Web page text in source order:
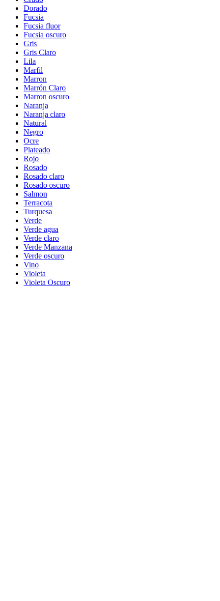
Dorado
Fucsia
Fucsia fluor
Fucsia oscuro
Gris
Gris Claro
Lila
Marfil
Marron
Marrón Claro
Marron oscuro
Naranja
Naranja claro
Natural
Negro
Ocre
Plateado
Rojo
Rosado
Rosado claro
Rosado oscuro
Salmon
Terracota
Turquesa
Verde
Verde agua
Verde claro
Verde Manzana
Verde oscuro
Vino
Violeta
Violeta Oscuro